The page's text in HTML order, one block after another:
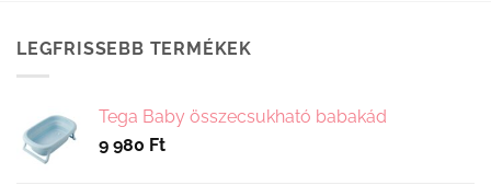
több
változatok
a
LEGFRISSEBB TERMÉKEK
Tega Baby összecsukható babakád
9 980 Ft